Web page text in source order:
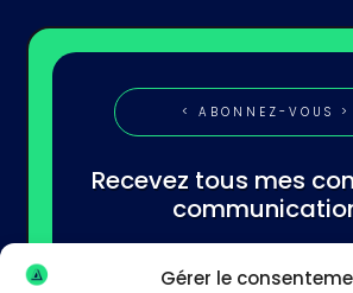
Gérer le
< ABONNEZ-VOUS >
Recevez tous mes